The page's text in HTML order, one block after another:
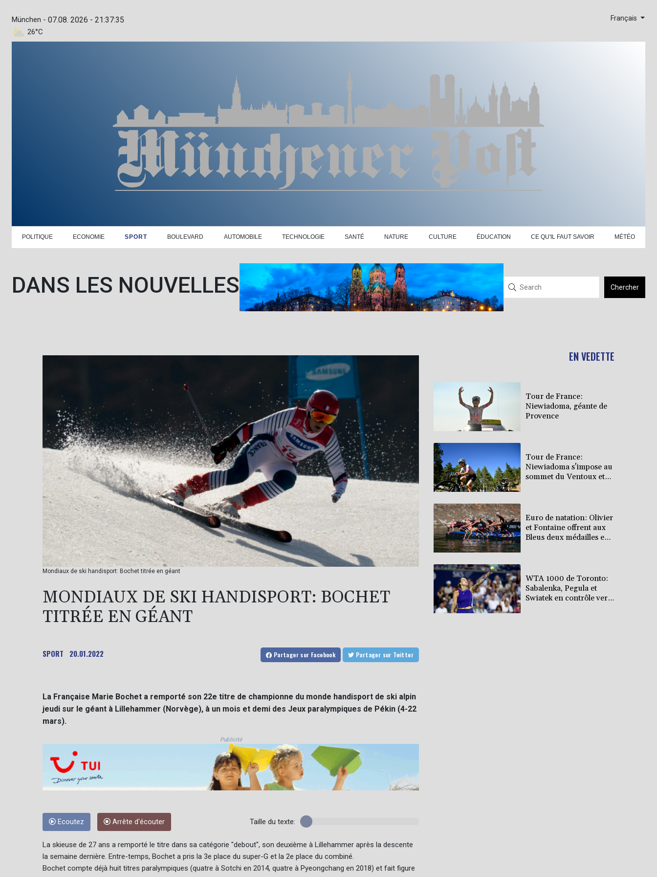
München -
26°C
07.08. 2026 - 21:37:36 Français
POLITIQUE ECONOMIE SPORT BOULEVARD AUTOMOBILE TECHNOLOGIE SANTÉ NATURE CULTURE ÉDUCATION CE QU'IL FAUT SAVOIR MÉTÉO
DANS LES NOUVELLES Chercher
Mondiaux de ski handisport: Bochet titrée en géant
MONDIAUX DE SKI HANDISPORT: BOCHET
TITRÉE EN GÉANT
SPORT 20.01.2022 Partager sur Facebook Partager sur Twitter
La Française Marie Bochet a remporté son 22e titre de championne du monde handisport de ski alpin
jeudi sur le géant à Lillehammer (Norvège), à un mois et demi des Jeux paralympiques de Pékin (4-22
mars).
Publicité
Ecoutez Arrête d'écouter Taille du texte:
La skieuse de 27 ans a remporté le titre dans sa catégorie "debout", son deuxième à Lillehammer après la descente
la semaine dernière. Entre-temps, Bochet a pris la 3e place du super-G et la 2e place du combiné.
Bochet compte déjà huit titres paralympiques (quatre à Sotchi en 2014, quatre à Pyeongchang en 2018) et fait figure
EN VEDETTE
Tour de France:
Niewiadoma, géante de
Provence
Tour de France:
Niewiadoma s'impose au
sommet du Ventoux et
Euro de natation: Olivier
et Fontaine offrent aux
Bleus deux médailles en
WTA 1000 de Toronto:
Sabalenka, Pegula et
Swiatek en contrôle vers